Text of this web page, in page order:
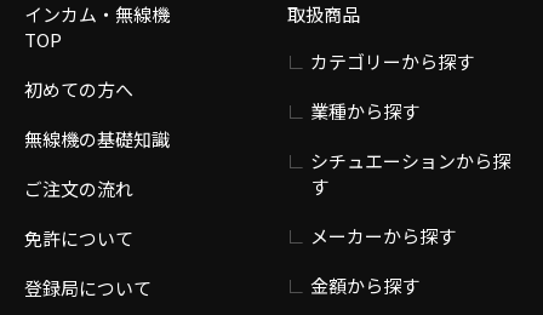
インカム・無線機
TOP
初めての方へ
無線機の基礎知識
ご注文の流れ
免許について
登録局について
取扱商品
カテゴリーから探す
業種から探す
シチュエーションから探
す
メーカーから探す
金額から探す